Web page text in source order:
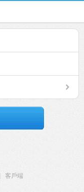
客戶端